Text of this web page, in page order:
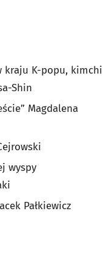
kraju K-popu, kimchi
Shin
Magdalena
wyspy
Pałkiewicz